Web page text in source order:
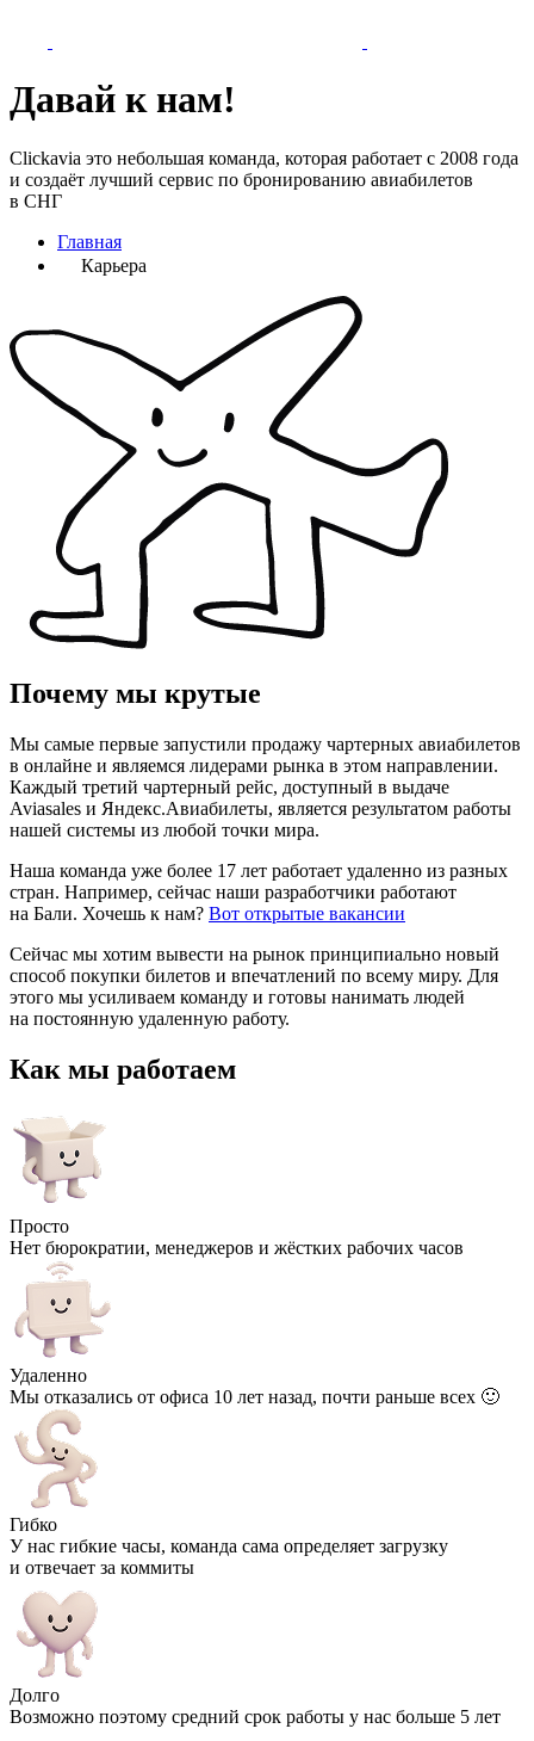
Давай к нам!
Clickavia это небольшая команда, которая работает с 2008 года
и создаёт лучший сервис по бронированию авиабилетов
в СНГ
Главная
Карьера
Почему мы крутые
Мы самые первые запустили продажу чартерных авиабилетов
в онлайне и являемся лидерами рынка в этом направлении.
Каждый третий чартерный рейс, доступный в выдаче
Aviasales и Яндекс.Авиабилеты, является результатом работы
нашей системы из любой точки мира.
Наша команда уже более 17 лет работает удаленно из разных
стран. Например, сейчас наши разработчики работают
на Бали. Хочешь к нам? Вот открытые вакансии
Сейчас мы хотим вывести на рынок принципиально новый
способ покупки билетов и впечатлений по всему миру. Для
этого мы усиливаем команду и готовы нанимать людей
на постоянную удаленную работу.
Как мы работаем
Просто
Нет бюрократии, менеджеров и жёстких рабочих часов
Удаленно
Мы отказались от офиса 10 лет назад, почти раньше всех 🙂
Гибко
У нас гибкие часы, команда сама определяет загрузку
и отвечает за коммиты
Долго
Возможно поэтому средний срок работы у нас больше 5 лет